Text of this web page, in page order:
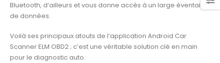
Bluetooth, d’ailleurs et vous donne accès à un large éventail
de données.
Voilà ses principaux atouts de l’application Android Car
Scanner ELM OBD2 ; c’est une véritable solution clé en main
pour le diagnostic auto.